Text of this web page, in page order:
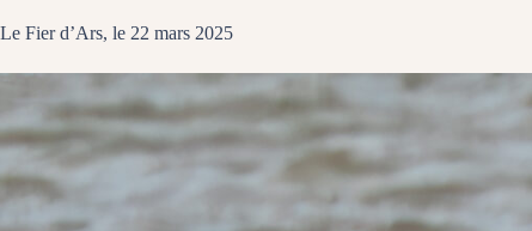
Le Fier d’Ars, le 22 mars 2025